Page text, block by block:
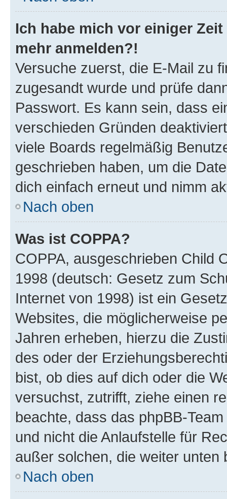
Ich habe mich vor einiger
mehr anmelden?!
Versuche zuerst, die E-Mail zu
zugesandt wurde und prüfe
Passwort. Es kann sein, dass
verschieden Gründen
viele Boards regelmäßig
geschrieben haben, um die
dich einfach erneut und nimm
Nach oben
Was ist COPPA?
COPPA, ausgeschrieben Child
1998 (deutsch: Gesetz zum
Internet von 1998) ist ein
Websites, die möglicherweise
Jahren erheben, hierzu die
des oder der
bist, ob dies auf dich oder die
versuchst, zutrifft, ziehe einen
beachte, dass das phpBB-
und nicht die Anlaufstelle für
außer solchen, die weiter unten
Nach oben